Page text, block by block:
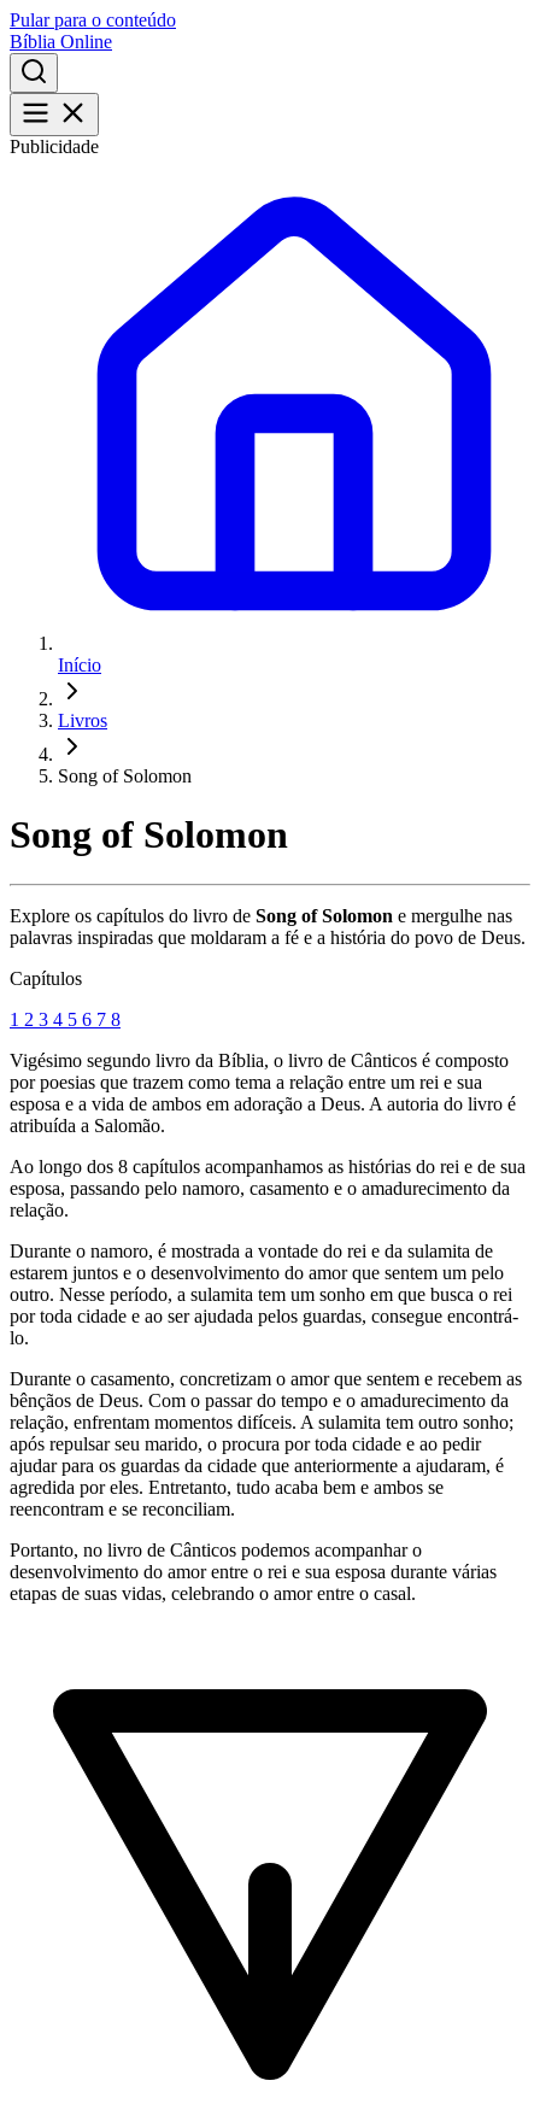
Pular para o conteúdo
Bíblia Online
Publicidade
Início
Livros
Song of Solomon
Song of Solomon
Explore os capítulos do livro de Song of Solomon e mergulhe nas
palavras inspiradas que moldaram a fé e a história do povo de Deus.
Capítulos
1 2 3 4 5 6 7 8
Vigésimo segundo livro da Bíblia, o livro de Cânticos é composto
por poesias que trazem como tema a relação entre um rei e sua
esposa e a vida de ambos em adoração a Deus. A autoria do livro é
atribuída a Salomão.
Ao longo dos 8 capítulos acompanhamos as histórias do rei e de sua
esposa, passando pelo namoro, casamento e o amadurecimento da
relação.
Durante o namoro, é mostrada a vontade do rei e da sulamita de
estarem juntos e o desenvolvimento do amor que sentem um pelo
outro. Nesse período, a sulamita tem um sonho em que busca o rei
por toda cidade e ao ser ajudada pelos guardas, consegue encontrá-
lo.
Durante o casamento, concretizam o amor que sentem e recebem as
bênçãos de Deus. Com o passar do tempo e o amadurecimento da
relação, enfrentam momentos difíceis. A sulamita tem outro sonho;
após repulsar seu marido, o procura por toda cidade e ao pedir
ajudar para os guardas da cidade que anteriormente a ajudaram, é
agredida por eles. Entretanto, tudo acaba bem e ambos se
reencontram e se reconciliam.
Portanto, no livro de Cânticos podemos acompanhar o
desenvolvimento do amor entre o rei e sua esposa durante várias
etapas de suas vidas, celebrando o amor entre o casal.